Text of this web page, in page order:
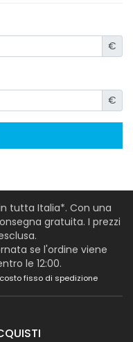
€
€
tutta Italia*. Con una
gratuita. I prezzi
se l'ordine viene
le 12:00.
costo fisso di spedizione